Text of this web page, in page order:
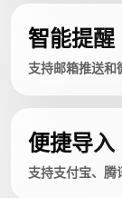
智能提醒
支持邮箱推送和
便捷导入
支持支付宝、腾